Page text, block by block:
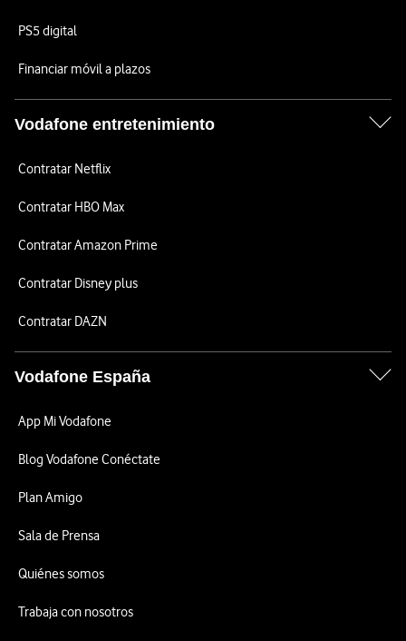
PS5 digital
Financiar móvil a plazos
Vodafone entretenimiento
Contratar Netflix
Contratar HBO Max
Contratar Amazon Prime
Contratar Disney plus
Contratar DAZN
Vodafone España
App Mi Vodafone
Blog Vodafone Conéctate
Plan Amigo
Sala de Prensa
Quiénes somos
Trabaja con nosotros